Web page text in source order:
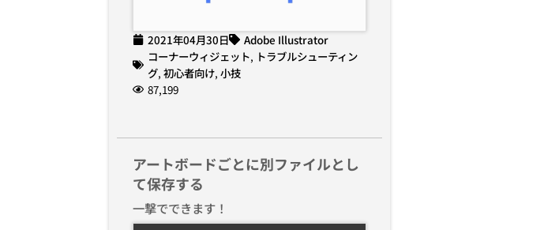
2021年04月30日
Adobe Illustrator
コーナーウィジェット, トラブルシューティン
グ, 初心者向け, 小技
87,199
アートボードごとに別ファイルとし
て保存する
一撃でできます！